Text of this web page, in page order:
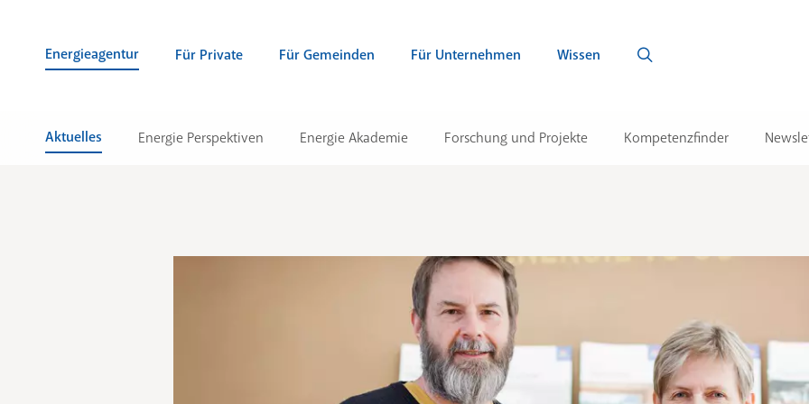
Energieagentur Für Private Für Gemeinden Für Unternehmen Wissen
Aktuelles Energie Perspektiven Energie Akademie Forschung und Projekte Kompetenzfinder